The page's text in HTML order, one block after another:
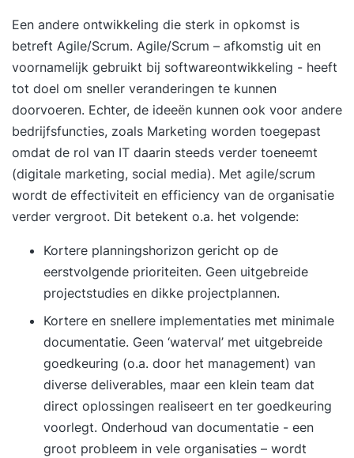
Een andere ontwikkeling die sterk in opkomst is
betreft Agile/Scrum. Agile/Scrum – afkomstig uit en
voornamelijk gebruikt bij softwareontwikkeling - heeft
tot doel om sneller veranderingen te kunnen
doorvoeren. Echter, de ideeën kunnen ook voor andere
bedrijfsfuncties, zoals Marketing worden toegepast
omdat de rol van IT daarin steeds verder toeneemt
(digitale marketing, social media). Met agile/scrum
wordt de effectiviteit en efficiency van de organisatie
verder vergroot. Dit betekent o.a. het volgende:
Kortere planningshorizon gericht op de
eerstvolgende prioriteiten. Geen uitgebreide
projectstudies en dikke projectplannen.
Kortere en snellere implementaties met minimale
documentatie. Geen ‘waterval’ met uitgebreide
goedkeuring (o.a. door het management) van
diverse deliverables, maar een klein team dat
direct oplossingen realiseert en ter goedkeuring
voorlegt. Onderhoud van documentatie - een
groot probleem in vele organisaties – wordt